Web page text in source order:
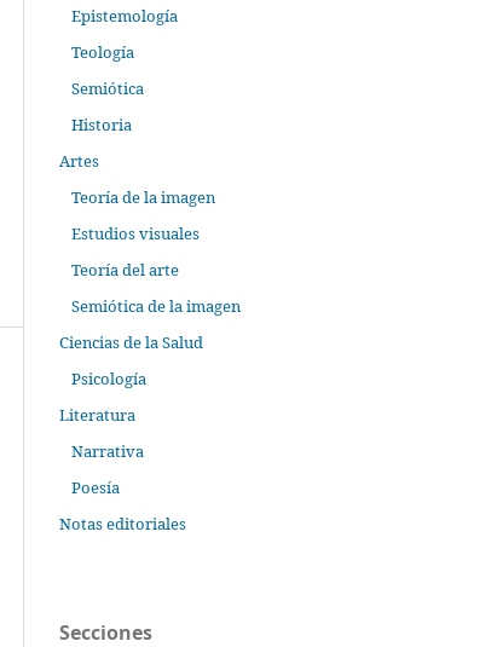
Epistemología
Teología
Semiótica
Historia
Artes
Teoría de la imagen
Estudios visuales
Teoría del arte
Semiótica de la imagen
Ciencias de la Salud
Psicología
Literatura
Narrativa
Poesía
Notas editoriales
Secciones